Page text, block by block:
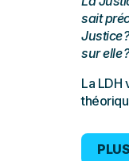
sait
Justice
sur elle ?
La LDH